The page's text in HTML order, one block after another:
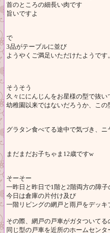
首のところの細長い肉です
旨いですよ
で
3品がテーブルに並び
ようやくご満足いただけたようです
そうそう
久々ににんじんをお星様の型で抜
幼稚園以来ではないだろうか、この
グラタン食べてる途中で気づき、
まだまだお子ちゃま12歳ですw
そーそー
一昨日と昨日で1階と2階両方の障
今日は倉庫の片付け及び
一階リビングの網戸と雨戸をデッキ
その際、網戸の戸車がガタついて
同じ型の戸車を近所のホームセン